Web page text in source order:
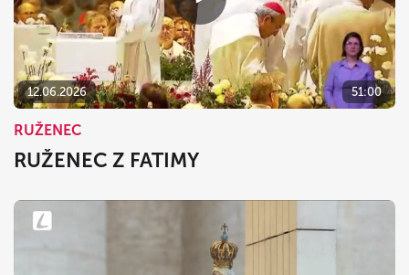
12.06.2026 51:00
RUŽENEC
RUŽENEC Z FATIMY